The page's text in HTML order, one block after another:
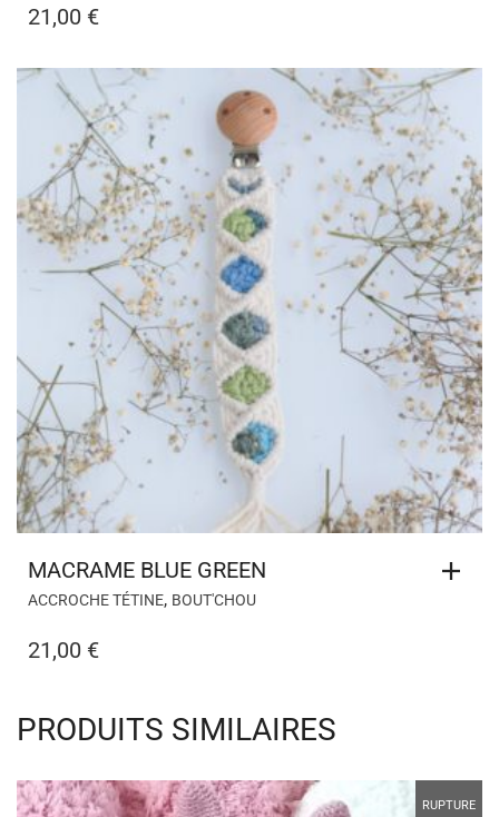
21,00 €
MACRAME BLUE GREEN
ACCROCHE TÉTINE, BOUT'CHOU
21,00 €
PRODUITS SIMILAIRES
RUPTURE